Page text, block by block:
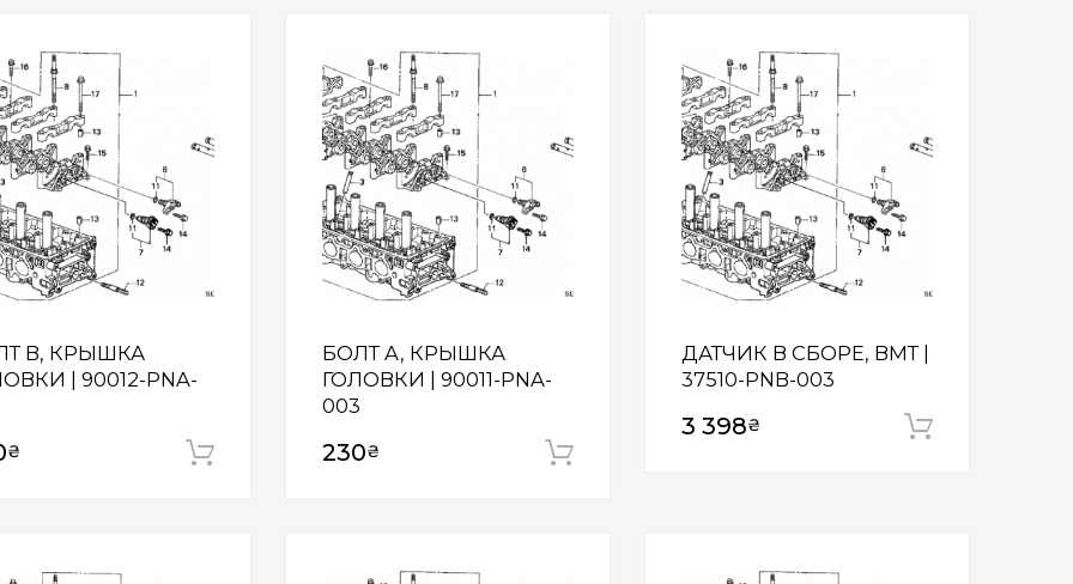
B, КРЫШКА
| 90012-PNA-
₴ Додати у кошик
БОЛТ A, КРЫШКА
ГОЛОВКИ | 90011-PNA-
003
230₴
ДАТЧИК В СБОРЕ, ВМТ |
37510-PNB-003
3 398₴